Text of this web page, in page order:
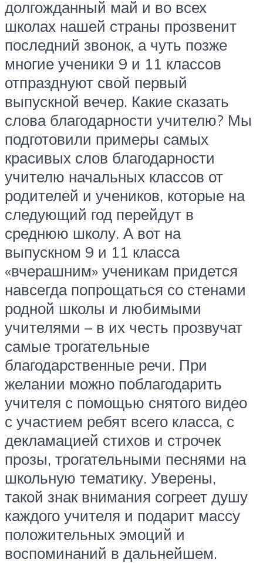
долгожданный май и во всех
школах нашей страны прозвенит
последний звонок, а чуть позже
многие ученики 9 и 11 классов
отпразднуют свой первый
выпускной вечер. Какие сказать
слова благодарности учителю? Мы
подготовили примеры самых
красивых слов благодарности
учителю начальных классов от
родителей и учеников, которые на
следующий год перейдут в
среднюю школу. А вот на
выпускном 9 и 11 класса
«вчерашним» ученикам придется
навсегда попрощаться со стенами
родной школы и любимыми
учителями – в их честь прозвучат
самые трогательные
благодарственные речи. При
желании можно поблагодарить
учителя с помощью снятого видео
с участием ребят всего класса, с
декламацией стихов и строчек
прозы, трогательными песнями на
школьную тематику. Уверены,
такой знак внимания согреет душу
каждого учителя и подарит массу
положительных эмоций и
воспоминаний в дальнейшем.